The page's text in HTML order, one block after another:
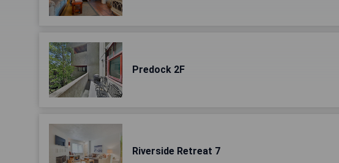
Predock 2F
Riverside Retreat 7